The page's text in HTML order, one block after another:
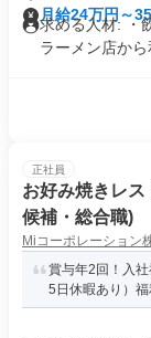
月給24万円～
求める人材: ・
ラーメン店から
正社員
お好み焼きレ
候補・総合職)
Miコーポレーション
賞与年2回！入
5日休暇あり）